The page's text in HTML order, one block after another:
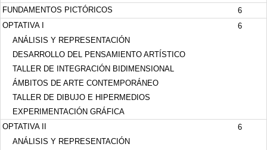
FUNDAMENTOS PICTÓRICOS
6
OPTATIVA I
6
ANÁLISIS Y REPRESENTACIÓN
DESARROLLO DEL PENSAMIENTO ARTÍSTICO
TALLER DE INTEGRACIÓN BIDIMENSIONAL
ÁMBITOS DE ARTE CONTEMPORÁNEO
TALLER DE DIBUJO E HIPERMEDIOS
EXPERIMENTACIÓN GRÁFICA
OPTATIVA II
6
ANÁLISIS Y REPRESENTACIÓN